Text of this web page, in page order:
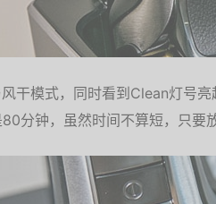
干模式，同时看到Clean灯号
分钟，虽然时间不算短，只要